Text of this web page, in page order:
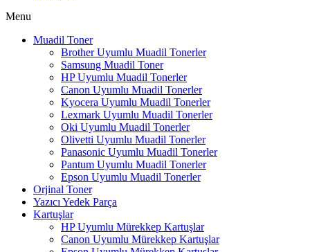
Menu
Muadil Toner
Brother Uyumlu Muadil Tonerler
Samsung Muadil Toner
HP Uyumlu Muadil Tonerler
Canon Uyumlu Muadil Tonerler
Kyocera Uyumlu Muadil Tonerler
Lexmark Uyumlu Muadil Tonerler
Oki Uyumlu Muadil Tonerler
Olivetti Uyumlu Muadil Tonerler
Panasonic Uyumlu Muadil Tonerler
Pantum Uyumlu Muadil Tonerler
Epson Uyumlu Muadil Tonerler
Orjinal Toner
Yazıcı Yedek Parça
Kartuşlar
HP Uyumlu Mürekkep Kartuşlar
Canon Uyumlu Mürekkep Kartuşlar